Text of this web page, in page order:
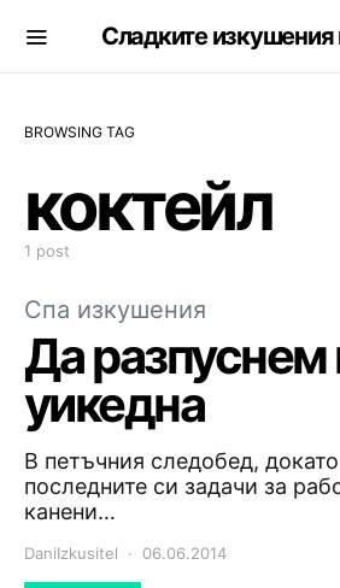
Сладките
BROWSING TAG
коктейл
1 post
Спа изкушения
Да разпуснем
уикедна
В петъчния следобед,
последните си задачи за
канени…
DaniIzkusitel 06.06.2014